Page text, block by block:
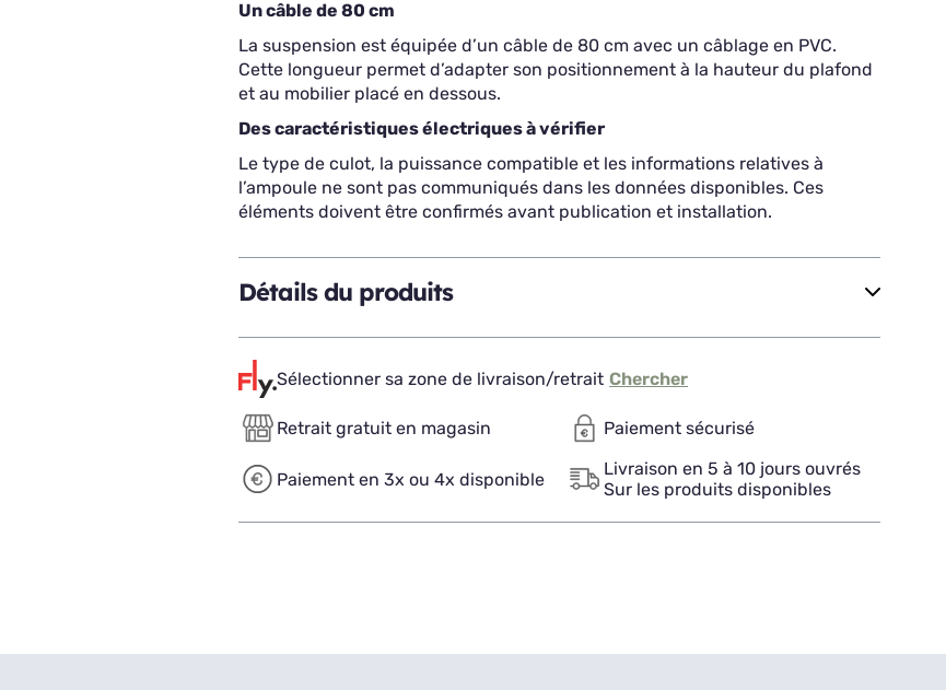
Un câble de 80 cm
La suspension est équipée d’un câble de 80 cm avec un câblage en PVC.
Cette longueur permet d’adapter son positionnement à la hauteur du plafond
et au mobilier placé en dessous.
Des caractéristiques électriques à vérifier
Le type de culot, la puissance compatible et les informations relatives à
l’ampoule ne sont pas communiqués dans les données disponibles. Ces
éléments doivent être confirmés avant publication et installation.
Détails du produits
Sélectionner sa zone de livraison/retrait Chercher
Retrait gratuit en magasin Paiement sécurisé
Paiement en 3x ou 4x disponible
Livraison en 5 à 10 jours ouvrés
Sur les produits disponibles